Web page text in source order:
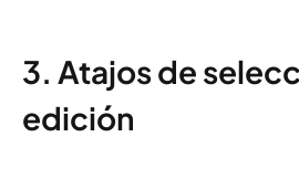
3. Atajos de
edición